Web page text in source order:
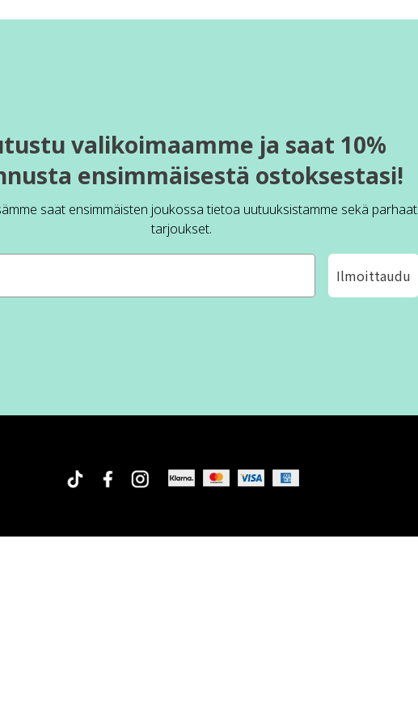
valikoimaamme ja saat 10%
ensimmäisestä ostoksestasi!
saat ensimmäisten joukossa tietoa uutuuksistamme sekä parhaat
tarjoukset.
Ilmoittaudu